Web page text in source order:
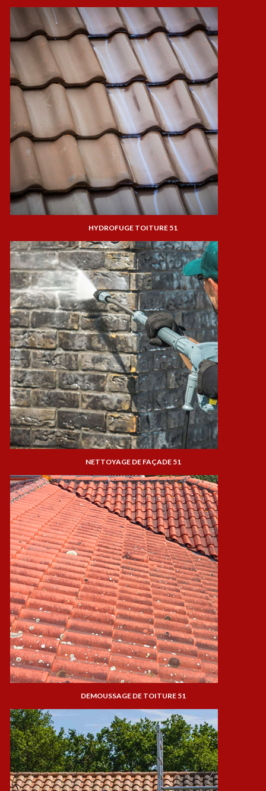
HYDROFUGE TOITURE 51
NETTOYAGE DE FAÇADE 51
DEMOUSSAGE DE TOITURE 51